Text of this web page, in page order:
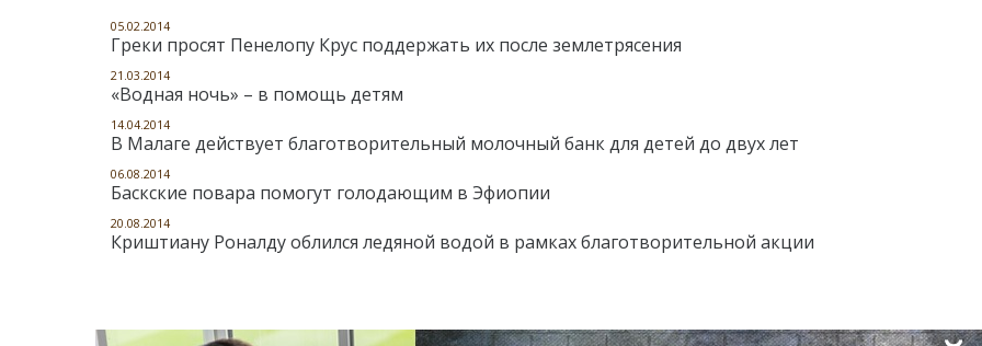
05.02.2014
Греки просят Пенелопу Крус поддержать их после землетрясения
21.03.2014
«Водная ночь» – в помощь детям
14.04.2014
В Малаге действует благотворительный молочный банк для детей до двух лет
06.08.2014
Баскские повара помогут голодающим в Эфиопии
20.08.2014
Криштиану Роналду облился ледяной водой в рамках благотворительной акции